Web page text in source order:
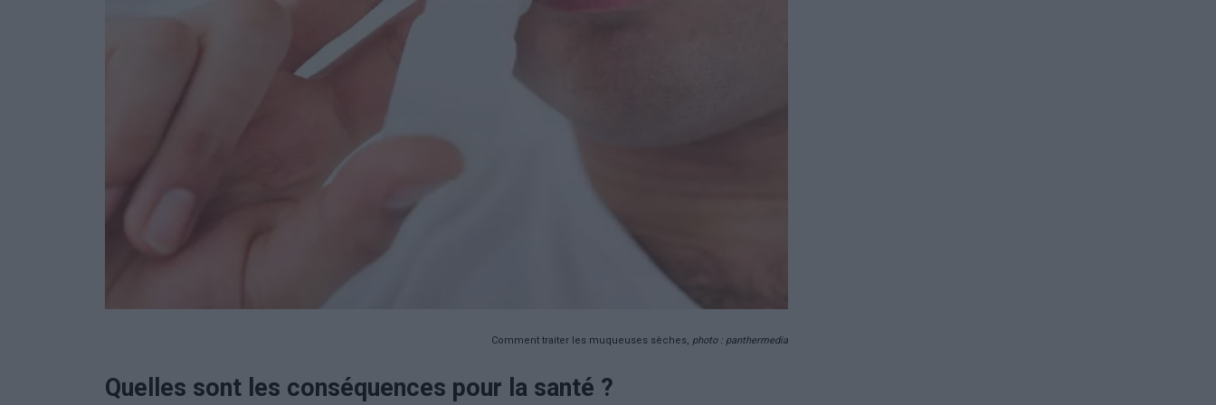
Comment traiter les muqueuses sèches, photo : panthermedia
Quelles sont les conséquences pour la santé ?